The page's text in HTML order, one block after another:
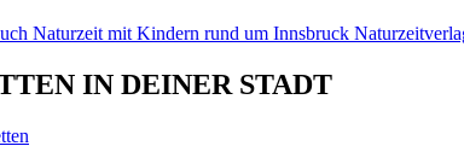
IN DEINER STADT